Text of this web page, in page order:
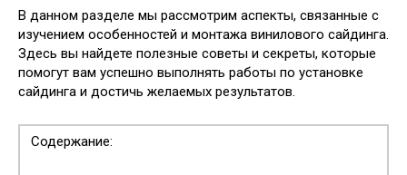
В данном разделе мы рассмотрим аспекты, связанные с
изучением особенностей и монтажа винилового сайдинга.
Здесь вы найдете полезные советы и секреты, которые
помогут вам успешно выполнять работы по установке
сайдинга и достичь желаемых результатов.
Содержание: